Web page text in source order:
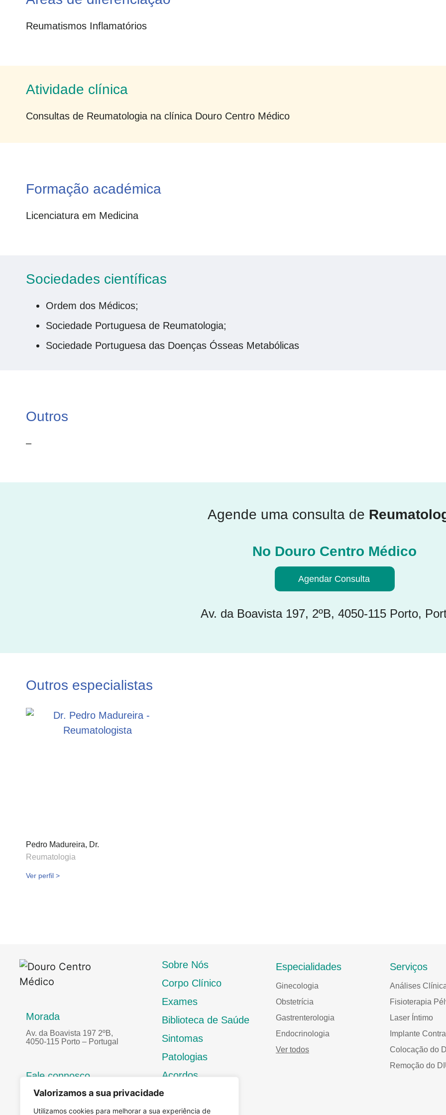
Valorizamos a sua privacidade
Utilizamos cookies para melhorar a sua experiência de
Reumatismos Inflamatórios
Atividade clínica
Consultas de Reumatologia na clínica Douro Centro Médico
Formação académica
Licenciatura em Medicina
Sociedades científicas
Ordem dos Médicos;
Sociedade Portuguesa de Reumatologia;
Sociedade Portuguesa das Doenças Ósseas Metabólicas
Outros
–
Agende uma consulta de
No Douro Centro Médico
Agendar Consulta
Av. da Boavista 197, 2ºB, 4050-115 Porto,
Outros especialistas
Pedro Madureira, Dr.
Reumatologia
Ver perfil >
Morada
Av. da Boavista 197 2ºB,
4050-115 Porto – Portugal
Fale connosco
(+351) 226 063
337
(Chamada para rede fixa
nacional)
Sobre Nós
Corpo Clínico
Exames
Biblioteca de Saúde
Sintomas
Patologias
Acordos
Contactos
Especialidades
Ginecologia
Obstetrícia
Gastrenterologia
Endocrinologia
Ver todos
Serviços
Análises
Fisioterapia
Laser Íntimo
Implante
Colocação do
Remoção do